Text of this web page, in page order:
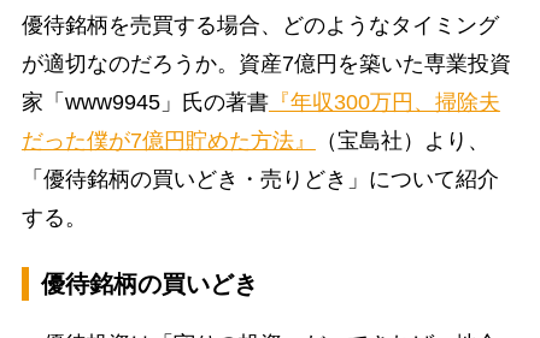
優待銘柄を売買する場合、どのようなタイミング
が適切なのだろうか。資産7億円を築いた専業投資
家「www9945」氏の著書『年収300万円、掃除夫
だった僕が7億円貯めた方法』
（宝島社）より、
「優待銘柄の買いどき・売りどき」について紹介
する。
優待銘柄の買いどき